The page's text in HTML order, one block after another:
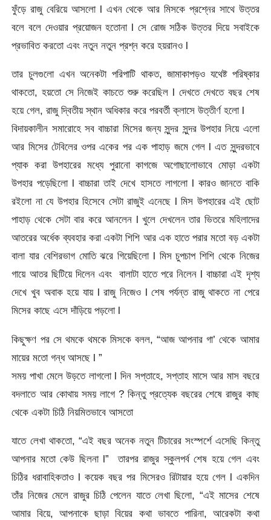
ফুঁড়ে রাজু বেরিয়ে আসলো l এখন থেকে আর মিসকে প্রশ্নের সাথে উত্তর
বলে বলে দেওয়ার প্রয়োজন হতোনা l সে রোজ সঠিক উত্তর দিয়ে সবাইকে
প্রভাবিত করতো এবং নতুন নতুন প্রশ্ন করে হয়রানও l
তার চুলগুলো এখন অনেকটা পরিপাটি থাকত, জামাকাপড়ও যথেষ্ট পরিষ্কার
থাকতো, হয়তো সে নিজেই কাচতে শুরু করেছিল l দেখতে দেখতে বছর শেষ
হয়ে গেল, রাজু দ্বিতীয় স্থান অধিকার করে পরবর্তী ক্লাসে উত্তীর্ণ হলো l
বিদায়কালীন সমারোহে সব বাচ্চারা মিসের জন্য সুন্দর সুন্দর উপহার নিয়ে এলো
আর মিসের টেবিলের ওপর একের পর এক পাহাড় জমে গেল l এত সুন্দরভাবে
প্যাক করা উপহারের মধ্যে পুরানো কাগজে অগোছালোভাবে মোড়া একটা
উপহার পড়েছিলো l বাচ্চারা তাই দেখে হাসতে লাগলো l কারও জানতে বাকি
রইলো না যে উপহার হিসেবে সেটা রাজুই এনেছে l মিস উপহারের এই ছোট
পাহাড় থেকে সেটা বার করে আনলেন l খুলে দেখলেন তার ভিতরে মহিলাদের
আতরের অর্ধেক ব্যবহার করা একটা শিশি আর এক হাতে পরার মতো বড় একটা
বালা যার বেশিরভাগ মোতি ঝরে গিয়েছিলো l মিস চুপচাপ শিশি থেকে নিজের
গায়ে আতর ছিটিয়ে দিলেন এবং বালাটা হাতে পরে নিলেন l বাচ্চারা এই দৃশ্য
দেখে খুব অবাক হয়ে যায় l রাজু নিজেও l শেষ পর্যন্ত রাজু থাকতে না পেরে
মিসের কাছে এসে দাঁড়িয়ে পড়লো l
কিছুক্ষণ পর সে থমকে থমকে মিসকে বলল, “আজ আপনার গা’ থেকে আমার
মায়ের মতো গন্ধ আসছে l ”
সময় পাখা মেলে উড়তে লাগলো l দিন সপ্তাহে, সপ্তাহ মাসে আর মাস বছরে
বদলাতে আর কোথায় সময় লাগে ? কিন্তু প্রত্যেক বছরের শেষে রাজুর কাছ
থেকে একটা চিঠি নিয়মিতভাবে আসতো
যাতে লেখা থাকতো, “এই বছর অনেক নতুন টিচারের সংস্পর্শে এসেছি কিন্তু
আপনার মতো কেউ ছিলনা l” তারপর রাজুর স্কুলপর্ব শেষ হয়ে গেল এবং
চিঠির ধরাবাহিকতাও l কয়েক বছর পর মিসেরও রিটায়ার হয়ে গেল l একদিন
তাঁর নিজের মেলে রাজুর চিঠি পেলেন যাতে লেখা ছিলো, “এই মাসের শেষে
আমার বিয়ে, আপনাকে ছাড়া বিয়ের কথা ভাবতে পারিনা, আরেকটা কথা